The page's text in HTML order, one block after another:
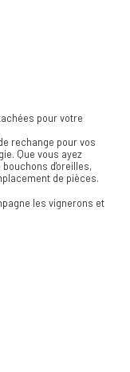
pour votre
rechange pour vos
Que vous ayez
d'oreilles,
de pièces.
les vignerons et